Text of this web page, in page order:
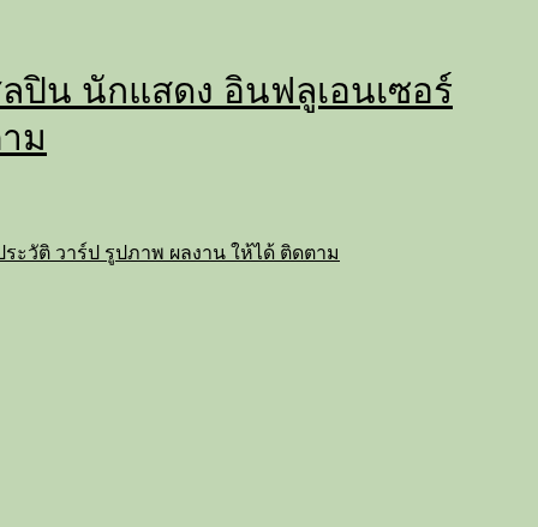
ปิน นักแสดง อินฟลูเอนเซอร์
ม
ะวัติ วาร์ป รูปภาพ ผลงาน ให้ได้ ติดตาม